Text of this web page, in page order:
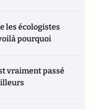
les écologistes
pourquoi
vraiment passé